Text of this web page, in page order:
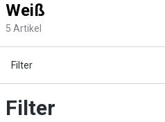
Weiß
5 Artikel
Filter
Filter